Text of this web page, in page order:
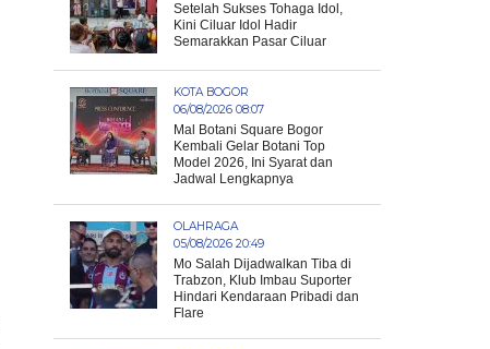
Setelah Sukses Tohaga Idol,
Kini Ciluar Idol Hadir
Semarakkan Pasar Ciluar
KOTA BOGOR
06/08/2026 08:07
Mal Botani Square Bogor
Kembali Gelar Botani Top
Model 2026, Ini Syarat dan
Jadwal Lengkapnya
OLAHRAGA
05/08/2026 20:49
Mo Salah Dijadwalkan Tiba di
Trabzon, Klub Imbau Suporter
Hindari Kendaraan Pribadi dan
Flare